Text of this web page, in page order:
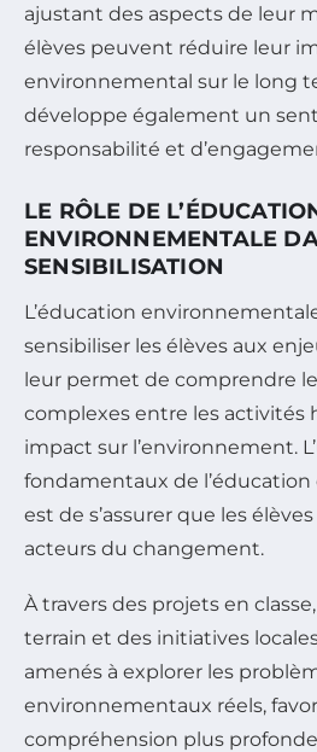
ajustant des aspects de leur
élèves peuvent réduire leur
environnemental sur le long
développe également un
responsabilité et
LE RÔLE DE
ENVIRONNEMENTALE
SENSIBILISATION
L’éducation
sensibiliser les élèves aux
leur permet de comprendre
complexes entre les activités
impact sur l’environnement.
fondamentaux de
est de s’assurer que les
acteurs du changement.
À travers des projets en
terrain et des initiatives
amenés à explorer les
environnementaux réels,
compréhension plus